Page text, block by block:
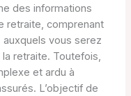
des informations
retraite, comprenant
vous serez
retraite. Toutefois,
et ardu à
L’objectif de